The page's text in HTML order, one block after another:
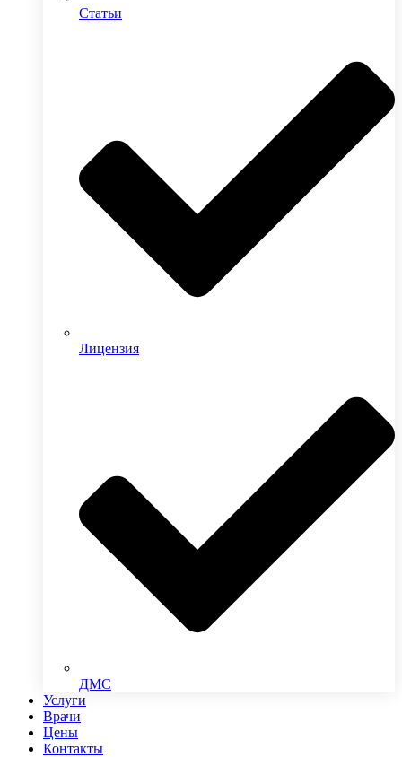
Статьи
Лицензия
ДМС
Услуги
Врачи
Цены
Контакты